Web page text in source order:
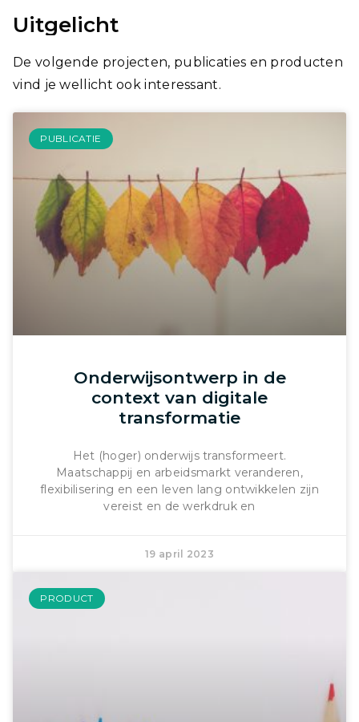
Uitgelicht
De volgende projecten, publicaties en producten
vind je wellicht ook interessant.
PUBLICATIE
Onderwijsontwerp in de
context van digitale
transformatie
Het (hoger) onderwijs transformeert.
Maatschappij en arbeidsmarkt veranderen,
flexibilisering en een leven lang ontwikkelen zijn
vereist en de werkdruk en
19 april 2023
PRODUCT